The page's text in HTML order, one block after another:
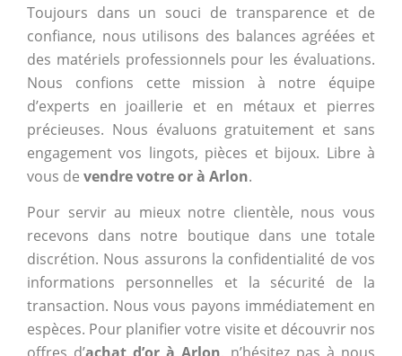
Toujours dans un souci de transparence et de
confiance, nous utilisons des balances agréées et
des matériels professionnels pour les évaluations.
Nous confions cette mission à notre équipe
d’experts en joaillerie et en métaux et pierres
précieuses. Nous évaluons gratuitement et sans
engagement vos lingots, pièces et bijoux. Libre à
vous de vendre votre or à Arlon.
Pour servir au mieux notre clientèle, nous vous
recevons dans notre boutique dans une totale
discrétion. Nous assurons la confidentialité de vos
informations personnelles et la sécurité de la
transaction. Nous vous payons immédiatement en
espèces. Pour planifier votre visite et découvrir nos